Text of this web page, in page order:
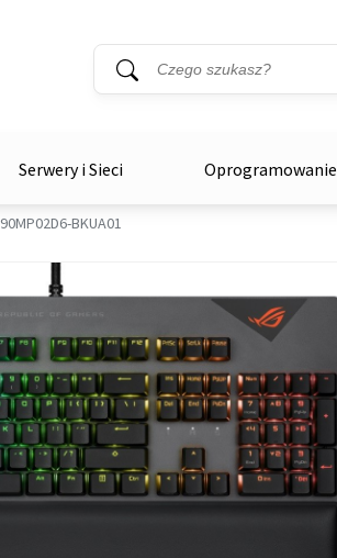
Wyszukiwarka
Słowo kluczowe
Serwery i Sieci Oprogramowanie
90MP02D6-BKUA01